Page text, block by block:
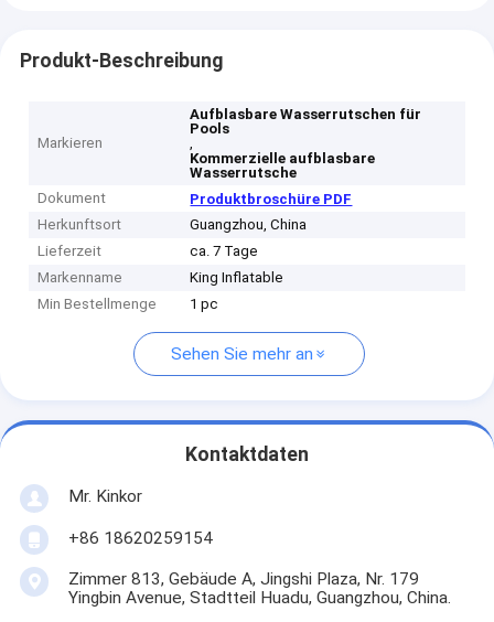
Produkt-Beschreibung
Markieren
Aufblasbare Wasserrutschen für
Pools
,
Kommerzielle aufblasbare
Wasserrutsche
Dokument
Produktbroschüre PDF
Herkunftsort
Guangzhou, China
Lieferzeit
ca. 7 Tage
Markenname
King Inflatable
Min Bestellmenge
1 pc
Sehen Sie mehr an
Kontaktdaten
Mr. Kinkor
+86 18620259154
Zimmer 813, Gebäude A, Jingshi Plaza, Nr. 179
Yingbin Avenue, Stadtteil Huadu, Guangzhou, China.